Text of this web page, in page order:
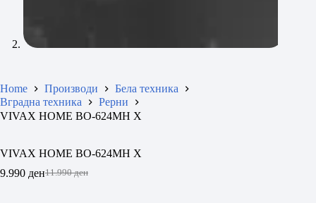
Home Производи
Бела техника
Вградна техника
Рерни
VIVAX HOME BO-624MH X
VIVAX HOME BO-624MH X
11.990ден
Original
9.990 денCurrent